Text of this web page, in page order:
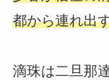
都から連れ出
滴珠は二旦那